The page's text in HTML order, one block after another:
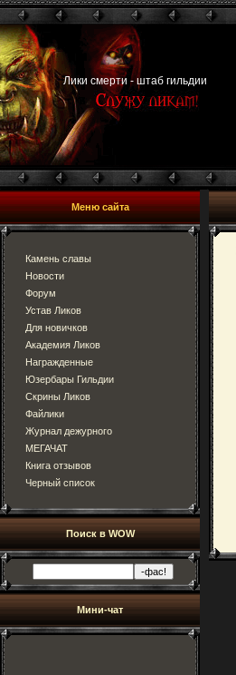
Лики смерти - штаб гильдии
Меню сайта
Камень славы
Новости
Форум
Устав Ликов
Для новичков
Академия Ликов
Награжденные
Юзербары Гильдии
Скрины Ликов
Файлики
Журнал дежурного
МЕГАЧАТ
Книга отзывов
Черный список
Поиск в WOW
Мини-чат